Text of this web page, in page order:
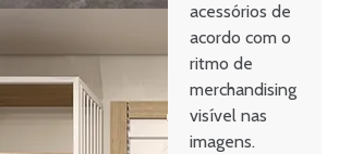
acessórios de
acordo com o
ritmo de
merchandising
visível nas
imagens.